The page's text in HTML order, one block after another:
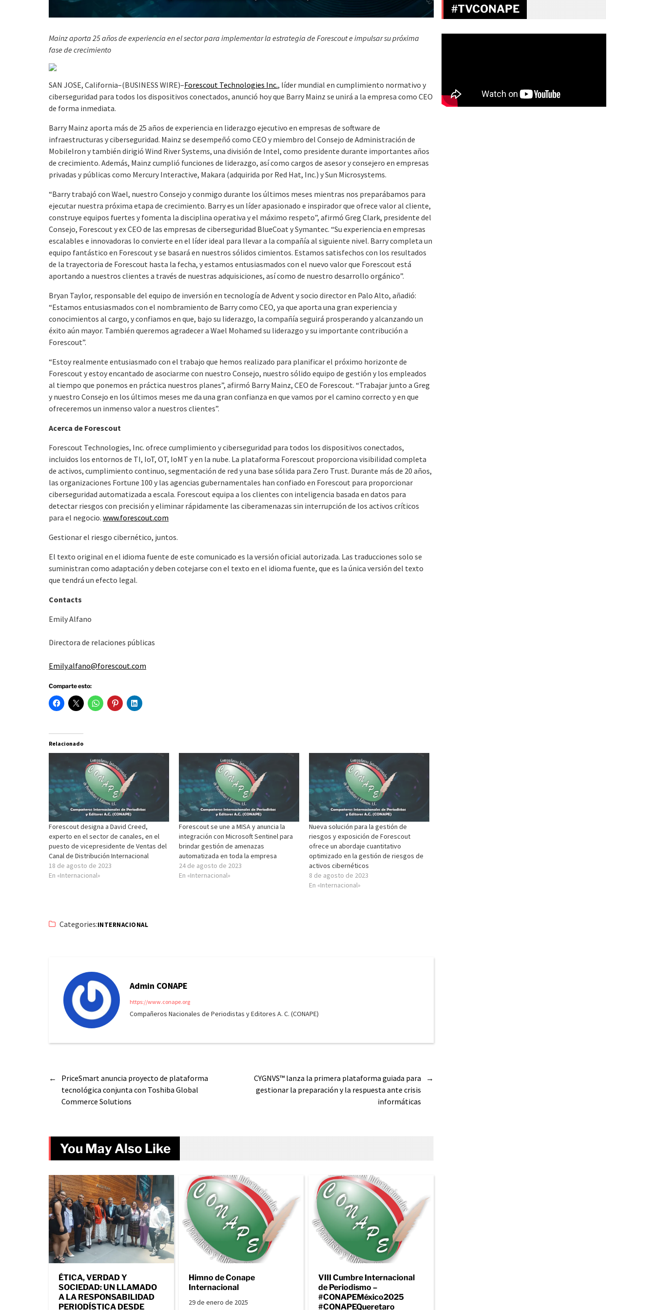
Mainz aporta 25 años de experiencia en el sector para implementar la estrategia de Forescout e impulsar su próxima
fase de crecimiento
SAN JOSE, California–(BUSINESS WIRE)–Forescout Technologies Inc., líder mundial en cumplimiento normativo y
ciberseguridad para todos los dispositivos conectados, anunció hoy que Barry Mainz se unirá a la empresa como CEO
de forma inmediata.
Barry Mainz aporta más de 25 años de experiencia en liderazgo ejecutivo en empresas de software de
infraestructuras y ciberseguridad. Mainz se desempeñó como CEO y miembro del Consejo de Administración de
MobileIron y también dirigió Wind River Systems, una división de Intel, como presidente durante importantes años
de crecimiento. Además, Mainz cumplió funciones de liderazgo, así como cargos de asesor y consejero en empresas
privadas y públicas como Mercury Interactive, Makara (adquirida por Red Hat, Inc.) y Sun Microsystems.
“Barry trabajó con Wael, nuestro Consejo y conmigo durante los últimos meses mientras nos preparábamos para
ejecutar nuestra próxima etapa de crecimiento. Barry es un líder apasionado e inspirador que ofrece valor al cliente,
construye equipos fuertes y fomenta la disciplina operativa y el máximo respeto”, afirmó Greg Clark, presidente del
Consejo, Forescout y ex CEO de las empresas de ciberseguridad BlueCoat y Symantec. “Su experiencia en empresas
escalables e innovadoras lo convierte en el líder ideal para llevar a la compañía al siguiente nivel. Barry completa un
equipo fantástico en Forescout y se basará en nuestros sólidos cimientos. Estamos satisfechos con los resultados
de la trayectoria de Forescout hasta la fecha, y estamos entusiasmados con el nuevo valor que Forescout está
aportando a nuestros clientes a través de nuestras adquisiciones, así como de nuestro desarrollo orgánico”.
Bryan Taylor, responsable del equipo de inversión en tecnología de Advent y socio director en Palo Alto, añadió:
“Estamos entusiasmados con el nombramiento de Barry como CEO, ya que aporta una gran experiencia y
conocimientos al cargo, y confiamos en que, bajo su liderazgo, la compañía seguirá prosperando y alcanzando un
éxito aún mayor. También queremos agradecer a Wael Mohamed su liderazgo y su importante contribución a
Forescout”.
“Estoy realmente entusiasmado con el trabajo que hemos realizado para planificar el próximo horizonte de
Forescout y estoy encantado de asociarme con nuestro Consejo, nuestro sólido equipo de gestión y los empleados
al tiempo que ponemos en práctica nuestros planes”, afirmó Barry Mainz, CEO de Forescout. “Trabajar junto a Greg
y nuestro Consejo en los últimos meses me da una gran confianza en que vamos por el camino correcto y en que
ofreceremos un inmenso valor a nuestros clientes”.
Acerca de Forescout
Forescout Technologies, Inc. ofrece cumplimiento y ciberseguridad para todos los dispositivos conectados,
incluidos los entornos de TI, IoT, OT, IoMT y en la nube. La plataforma Forescout proporciona visibilidad completa
de activos, cumplimiento continuo, segmentación de red y una base sólida para Zero Trust. Durante más de 20 años,
las organizaciones Fortune 100 y las agencias gubernamentales han confiado en Forescout para proporcionar
ciberseguridad automatizada a escala. Forescout equipa a los clientes con inteligencia basada en datos para
detectar riesgos con precisión y eliminar rápidamente las ciberamenazas sin interrupción de los activos críticos
para el negocio. www.forescout.com
Gestionar el riesgo cibernético, juntos.
El texto original en el idioma fuente de este comunicado es la versión oficial autorizada. Las traducciones solo se
suministran como adaptación y deben cotejarse con el texto en el idioma fuente, que es la única versión del texto
que tendrá un efecto legal.
Contacts
Emily Alfano
Directora de relaciones públicas
Emily.alfano@forescout.com
Comparte esto:
Relacionado
Forescout designa a David Creed,
experto en el sector de canales, en el
puesto de vicepresidente de Ventas del
Canal de Distribución Internacional
18 de agosto de 2023
En «Internacional»
Forescout se une a MISA y anuncia la
integración con Microsoft Sentinel para
brindar gestión de amenazas
automatizada en toda la empresa
24 de agosto de 2023
En «Internacional»
Nueva solución para la gestión de
riesgos y exposición de Forescout
ofrece un abordaje cuantitativo
optimizado en la gestión de riesgos de
activos cibernéticos
8 de agosto de 2023
En «Internacional»
Categories:INTERNACIONAL
Admin CONAPE
https://www.conape.org
Compañeros Nacionales de Periodistas y Editores A. C. (CONAPE)
←
PriceSmart anuncia proyecto de plataforma
tecnológica conjunta con Toshiba Global
Commerce Solutions
→
CYGNVS™ lanza la primera plataforma guiada para
gestionar la preparación y la respuesta ante crisis
informáticas
You May Also Like
ÉTICA, VERDAD Y
SOCIEDAD: UN LLAMADO
A LA RESPONSABILIDAD
PERIODÍSTICA DESDE
Himno de Conape
Internacional
29 de enero de 2025
VIII Cumbre Internacional
de Periodismo –
#CONAPEMéxico2025
#CONAPEQueretaro
#TVCONAPE